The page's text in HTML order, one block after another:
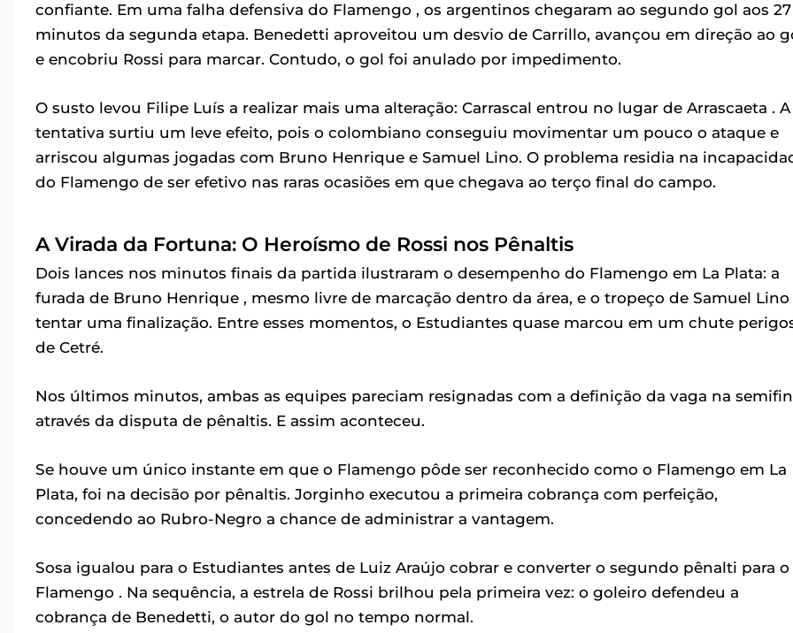
confiante. Em uma falha defensiva do Flamengo , os argentinos chegaram ao segundo gol aos 27
minutos da segunda etapa. Benedetti aproveitou um desvio de Carrillo, avançou em direção ao
e encobriu Rossi para marcar. Contudo, o gol foi anulado por impedimento.
O susto levou Filipe Luís a realizar mais uma alteração: Carrascal entrou no lugar de Arrascaeta . A
tentativa surtiu um leve efeito, pois o colombiano conseguiu movimentar um pouco o ataque e
arriscou algumas jogadas com Bruno Henrique e Samuel Lino. O problema residia na
do Flamengo de ser efetivo nas raras ocasiões em que chegava ao terço final do campo.
A Virada da Fortuna: O Heroísmo de Rossi nos Pênaltis
Dois lances nos minutos finais da partida ilustraram o desempenho do Flamengo em La Plata: a
furada de Bruno Henrique , mesmo livre de marcação dentro da área, e o tropeço de Samuel Lino
tentar uma finalização. Entre esses momentos, o Estudiantes quase marcou em um chute
de Cetré.
Nos últimos minutos, ambas as equipes pareciam resignadas com a definição da vaga na
através da disputa de pênaltis. E assim aconteceu.
Se houve um único instante em que o Flamengo pôde ser reconhecido como o Flamengo em La
Plata, foi na decisão por pênaltis. Jorginho executou a primeira cobrança com perfeição,
concedendo ao Rubro-Negro a chance de administrar a vantagem.
Sosa igualou para o Estudiantes antes de Luiz Araújo cobrar e converter o segundo pênalti para o
Flamengo . Na sequência, a estrela de Rossi brilhou pela primeira vez: o goleiro defendeu a
cobrança de Benedetti, o autor do gol no tempo normal.